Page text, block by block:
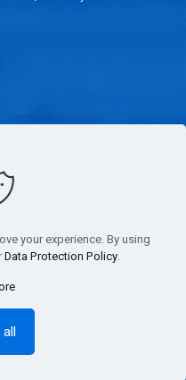
your experience. By using
Data Protection Policy.